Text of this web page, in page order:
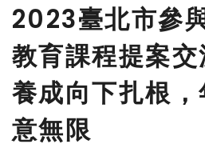
2023臺北市參
教育課程提案
養成向下扎根
意無限